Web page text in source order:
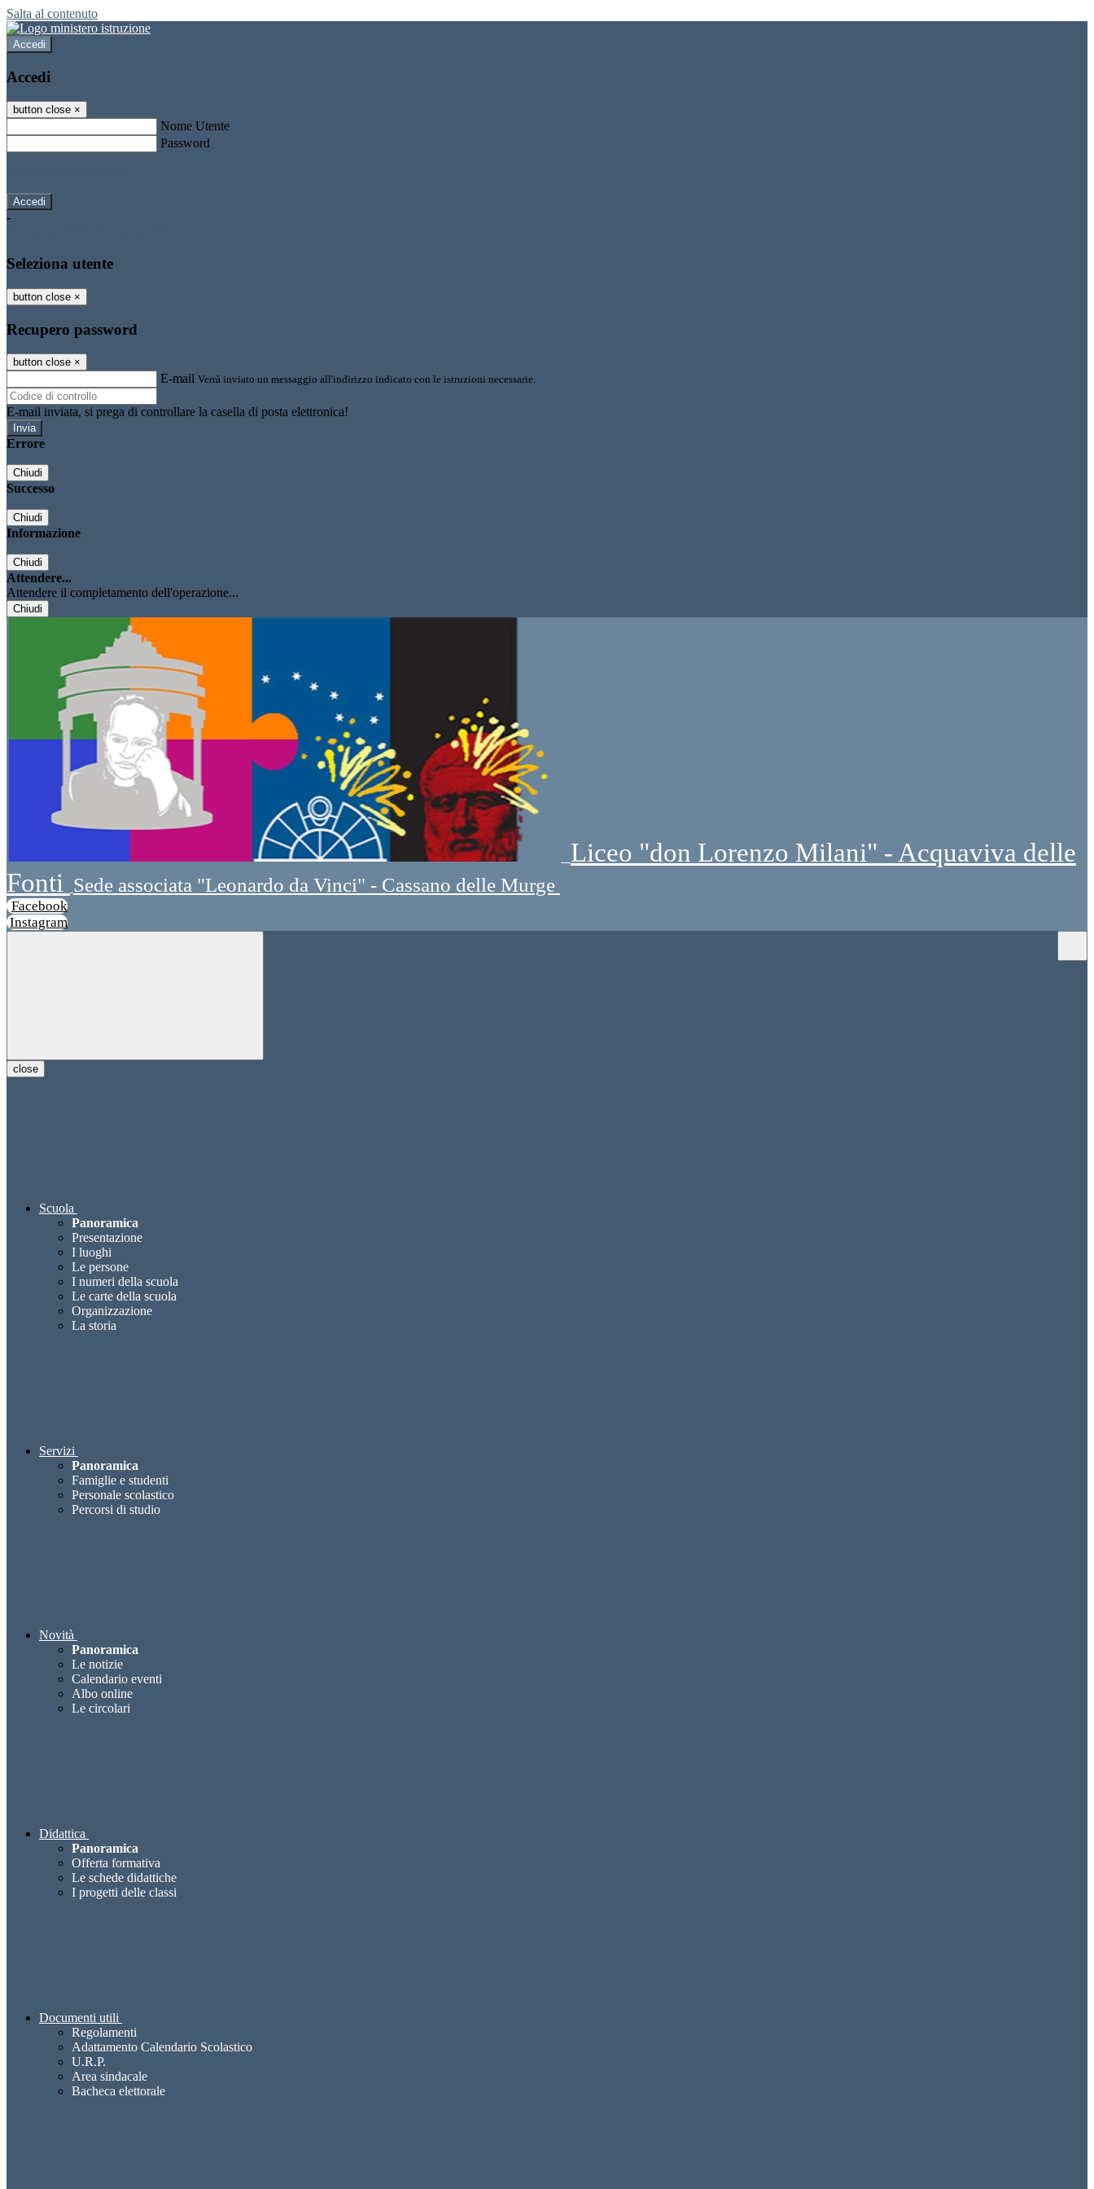
Salta al contenuto
Accedi
Accedi
button close ×
Nome Utente
Password
-
Seleziona utente
button close ×
Recupero password
button close ×
E-mail Verrà inviato un messaggio all'indirizzo indicato con le istruzioni necessarie.
E-mail inviata, si prega di controllare la casella di posta elettronica!
Errore
Chiudi
Successo
Chiudi
Informazione
Chiudi
Attendere...
Attendere il completamento dell'operazione...
Chiudi
Liceo "don Lorenzo Milani" - Acquaviva delle
Fonti Sede associata "Leonardo da Vinci" - Cassano delle Murge
Facebook
Instagram
close
Scuola
Panoramica
Presentazione
I luoghi
Le persone
I numeri della scuola
Le carte della scuola
Organizzazione
La storia
Servizi
Panoramica
Famiglie e studenti
Personale scolastico
Percorsi di studio
Novità
Panoramica
Le notizie
Calendario eventi
Albo online
Le circolari
Didattica
Panoramica
Offerta formativa
Le schede didattiche
I progetti delle classi
Documenti utili
Regolamenti
Adattamento Calendario Scolastico
U.R.P.
Area sindacale
Bacheca elettorale